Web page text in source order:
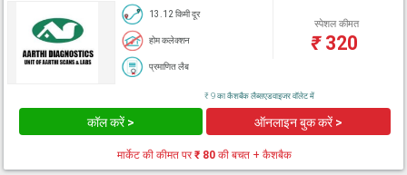
13.12 किमी दूर
होम कलेक्शन
प्रमाणित लैब
स्पेशल कीमत
₹320
₹ 9 का कैशबैक लैब्सएडवाइजर वॉलेट में
कॉल करें > ऑनलाइन बुक करें >
मार्केट की कीमत पर₹ 80 की बचत + कैशबैक